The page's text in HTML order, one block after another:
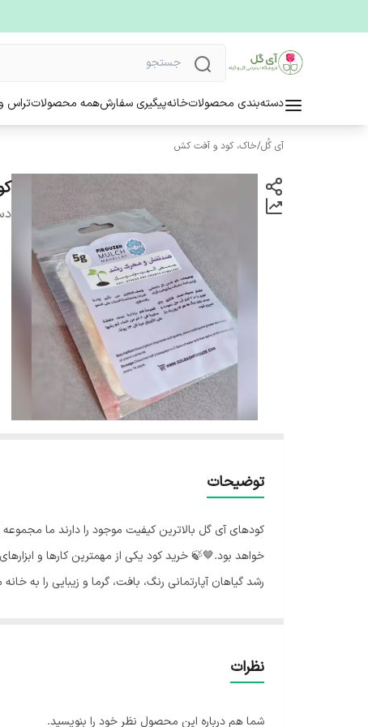
دسته‌بندی محصولاتخانهپیگیری سفارشهمه محصولاتتراس
آی گُل/خاک، کود و آفت کش
توضیحات
کودهای آی گل بالاترین کیفیت موجود را دارند ما
خواهد بود.🤎🍃 خرید کود یکی از مهمترین کارها و
رشد گیاهان آپارتمانی رنگ، بافت، گرما و زیبایی را به
گلدان و آنچه که برای تغذیه تکمیلی فراهم می‌کنید
برای دریافت مواد مغذی موردنیاز خود برای رشد، به طور
نظرات
شما هم درباره این محصول نظر خود را بنویسید.